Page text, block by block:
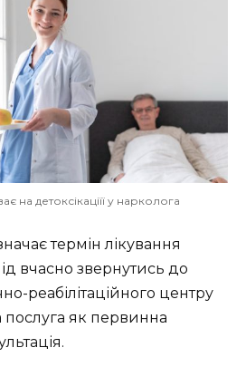
на детоксікаціїї у нарколога
термін лікування
вчасно звернутись до
реабілітаційного центру
послуга як первинна